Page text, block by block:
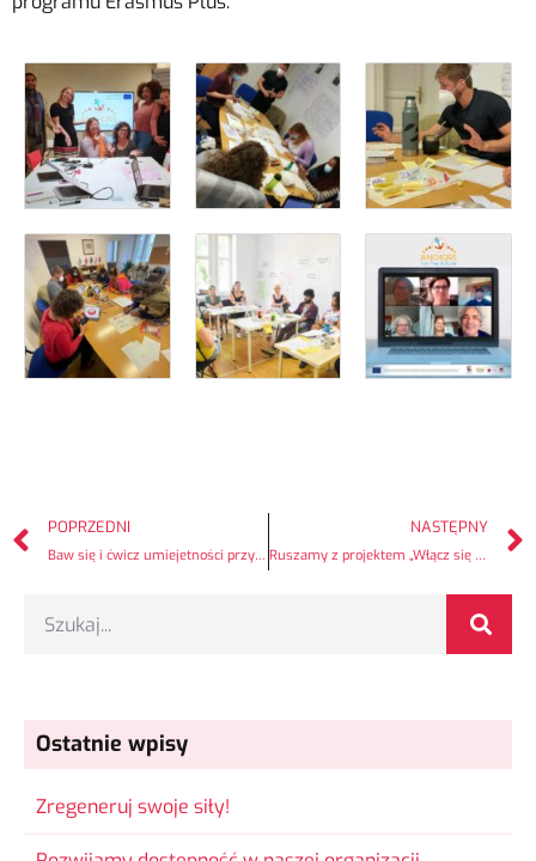
POPRZEDNI
Baw się i ćwicz umiejetności przyszłości jednocześnie! Premiera gry Anchors
NASTĘPNY
Ruszamy z projektem „Włącz się do gry”
Ostatnie wpisy
Zregeneruj swoje siły!